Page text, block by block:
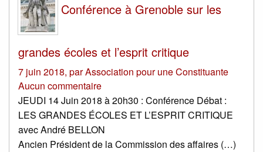
Conférence à Grenoble sur les
grandes écoles et l’esprit critique
7 juin 2018, parAssociation pour une Constituante
Aucun commentaire
JEUDI 14 Juin 2018 à 20h30 : Conférence Débat :
LES GRANDES ÉCOLES ET L’ESPRIT CRITIQUE
avec André BELLON
Ancien Président de la Commission des affaires (…)